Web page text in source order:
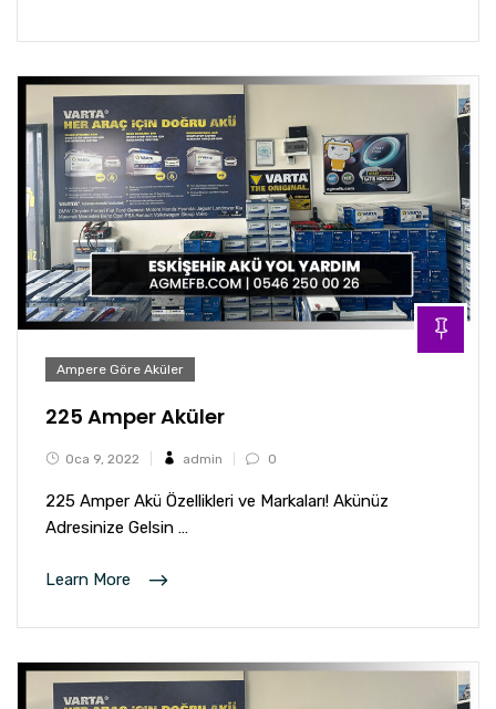
Ampere Göre Aküler
225 Amper Aküler
Oca 9, 2022 admin 0
225 Amper Akü Özellikleri ve Markaları! Akünüz
Adresinize Gelsin …
Learn More